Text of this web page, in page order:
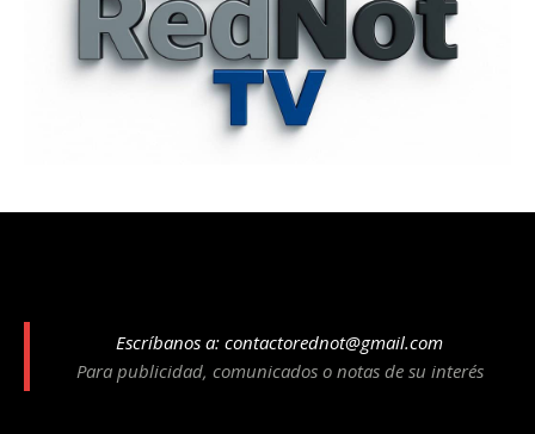
Escríbanos a: contactorednot@gmail.com
Para publicidad, comunicados o notas de su interés